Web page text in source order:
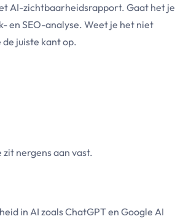
AI-zichtbaarheidsrapport. Gaat het je
en SEO-analyse. Weet je het niet
de juiste kant op.
nergens aan vast.
in AI zoals ChatGPT en Google AI